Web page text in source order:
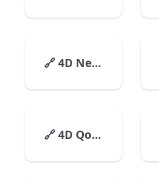
🔗 4D NetKit
🔗 4D Qodly Pro